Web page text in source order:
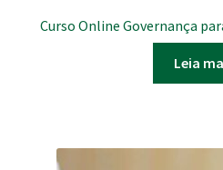
Curso Online Governança
Leia